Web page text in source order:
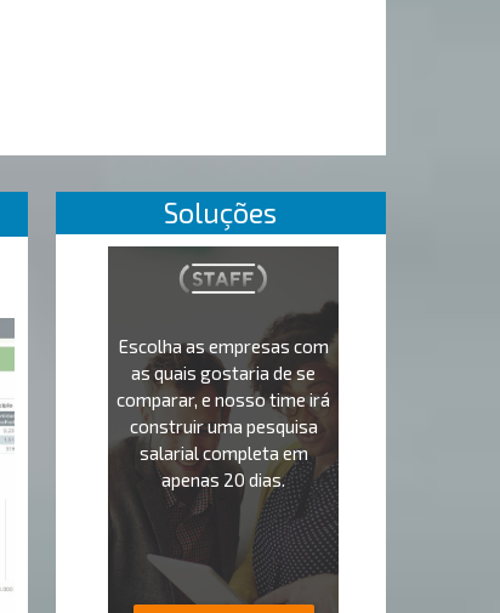
Soluções
Escolha as empresas com
as quais gostaria de se
comparar, e nosso time irá
construir uma pesquisa
salarial completa em
apenas 20 dias.